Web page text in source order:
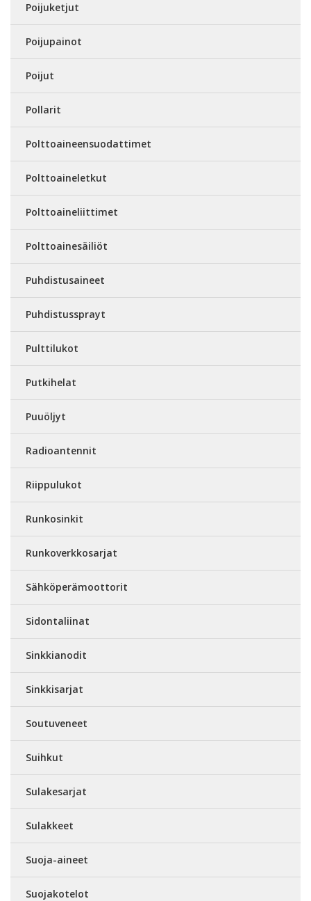
Poijuketjut
Poijupainot
Poijut
Pollarit
Polttoaineensuodattimet
Polttoaineletkut
Polttoaineliittimet
Polttoainesäiliöt
Puhdistusaineet
Puhdistussprayt
Pulttilukot
Putkihelat
Puuöljyt
Radioantennit
Riippulukot
Runkosinkit
Runkoverkkosarjat
Sähköperämoottorit
Sidontaliinat
Sinkkianodit
Sinkkisarjat
Soutuveneet
Suihkut
Sulakesarjat
Sulakkeet
Suoja-aineet
Suojakotelot